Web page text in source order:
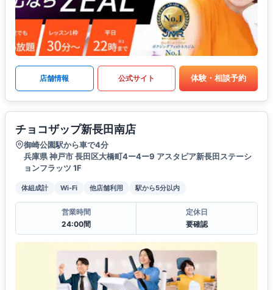
店舗情報 公式サイト 体験・相談予約
チョコザップ新長田南店
御崎公園駅から車で4分
兵庫県 神戸市 長田区大橋町4ー4ー9 アスタピア新長田ステーシ
ョンフラッツ 1F
体組成計 Wi-Fi 他店舗利用 駅から5分以内
営業時間
24:00間
定休日
要確認